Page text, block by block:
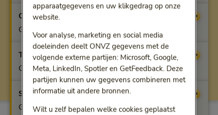
Optifit
Geen vergoeding
Topfit Vergoeding
Geen vergoeding
Superfit
Geen vergoeding
apparaatgegevens en uw klikgedrag op onze
website.
Voor analyse, marketing en social media
doeleinden deelt ONVZ gegevens met de
volgende externe partijen: Microsoft, Google,
Meta, LinkedIn, Spotler en GetFeedback. Deze
partijen kunnen uw gegevens combineren met
informatie uit andere bronnen.
Wilt u zelf bepalen welke cookies geplaatst